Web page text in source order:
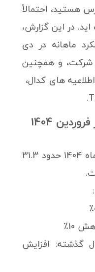
هستید، احتمالاً
اید. در این گزارش،
ماهانه در دی
شرکت، و همچنین
های کدال،
فروش ماهانه مفاخر در فروردین 1404
فروش ماهانه در فروردین ماه 1404 حدود 31.3
10٪
گذشته: افزایش